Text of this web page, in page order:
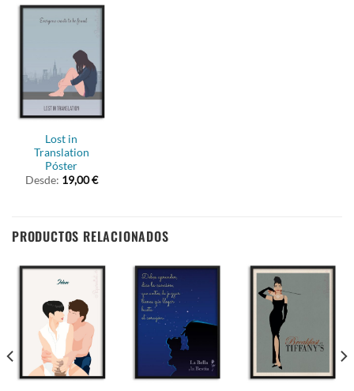
Lost in
Translation
Póster
Desde: 19,00€
PRODUCTOS RELACIONADOS